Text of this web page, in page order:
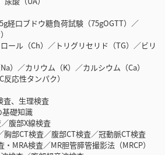
口ブドウ糖負荷試験（75gOGTT）／
ル（Ch）／トリグリセリド（TG）／ビリ
／カリウム（K）／カルシウム（Ca）
応性タンパク）
、生理検査
礎知識
腹部X線検査
部CT検査／腹部CT検査／冠動脈CT検査
検査／MR胆管膵管撮影法（MRCP）